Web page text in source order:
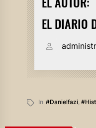
EL DIARIO
In #danielfazi,